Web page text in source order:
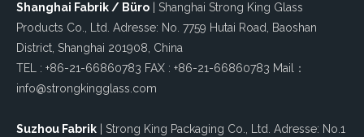
Shanghai Fabrik / Büro | Shanghai Strong King Glass
Products Co., Ltd. Adresse: No. 7759 Hutai Road, Baoshan
District, Shanghai 201908, China
TEL : +86-21-66860783 FAX : +86-21-66860783 Mail：
info@strongkingglass.com
Suzhou Fabrik | Strong King Packaging Co., Ltd. Adresse: No.1